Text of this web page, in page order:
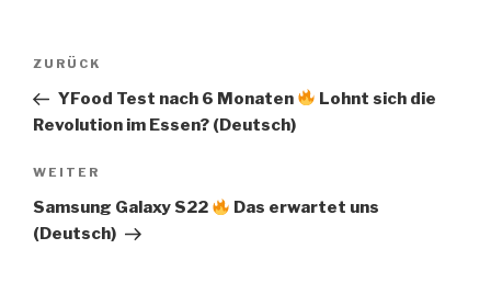
Beitragsnavigation
Vorheriger
Beitrag
ZURÜCK
YFood Test nach 6 Monaten
Lohnt sich die
Revolution im Essen? (Deutsch)
Nächster
Beitrag
WEITER
Samsung Galaxy S22
Das erwartet uns
(Deutsch)